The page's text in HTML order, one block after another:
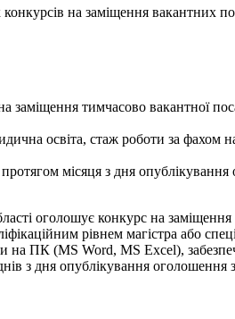
конкурсів на заміщення вакантних
тимчасово вакантної
освіта, стаж роботи за
місяця з дня
оголошує конкурс на
рівнем магістра або
ПК (MS Word, MS Excel),
з дня опублікування